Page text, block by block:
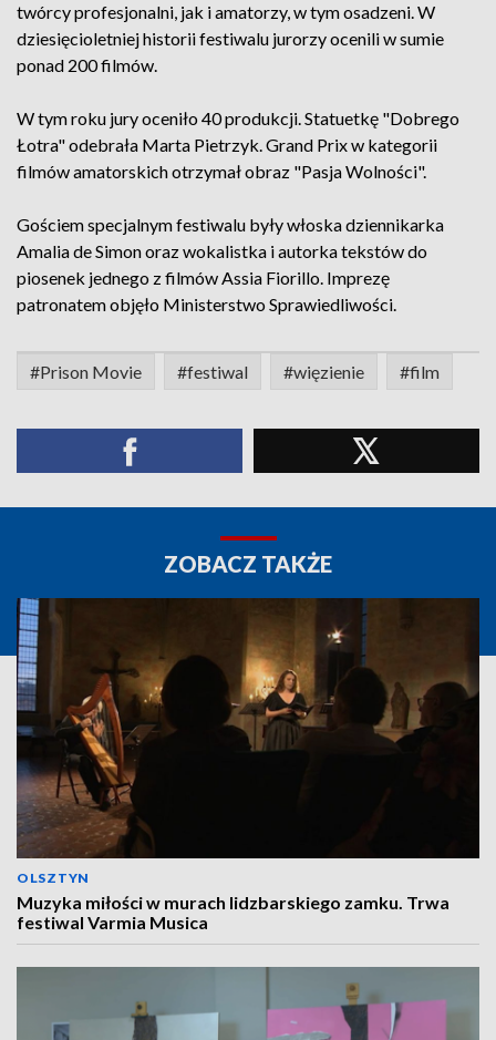
twórcy profesjonalni, jak i amatorzy, w tym osadzeni. W
dziesięcioletniej historii festiwalu jurorzy ocenili w sumie
ponad 200 filmów.
W tym roku jury oceniło 40 produkcji. Statuetkę "Dobrego
Łotra" odebrała Marta Pietrzyk. Grand Prix w kategorii
filmów amatorskich otrzymał obraz "Pasja Wolności".
Gościem specjalnym festiwalu były włoska dziennikarka
Amalia de Simon oraz wokalistka i autorka tekstów do
piosenek jednego z filmów Assia Fiorillo. Imprezę
patronatem objęło Ministerstwo Sprawiedliwości.
#Prison Movie #festiwal #więzienie #film
ZOBACZ TAKŻE
OLSZTYN
Muzyka miłości w murach lidzbarskiego zamku. Trwa
festiwal Varmia Musica